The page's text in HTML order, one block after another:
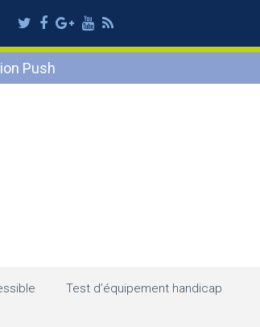
Twitter
Facebook
Google
Plus
Youtube
RSS
Push
Test d’équipement handicap